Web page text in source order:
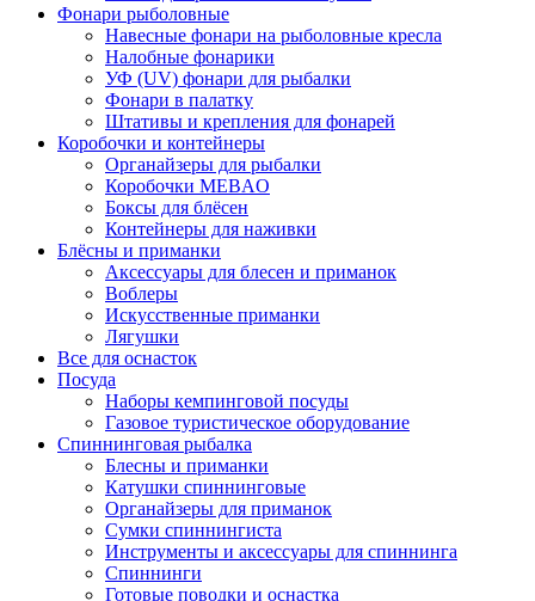
Фонари рыболовные
Навесные фонари на рыболовные кресла
Налобные фонарики
УФ (UV) фонари для рыбалки
Фонари в палатку
Штативы и крепления для фонарей
Коробочки и контейнеры
Органайзеры для рыбалки
Коробочки MEBAO
Боксы для блёсен
Контейнеры для наживки
Блёсны и приманки
Аксессуары для блесен и приманок
Воблеры
Искусственные приманки
Лягушки
Все для оснасток
Посуда
Наборы кемпинговой посуды
Газовое туристическое оборудование
Спиннинговая рыбалка
Блесны и приманки
Катушки спиннинговые
Органайзеры для приманок
Сумки спиннингиста
Инструменты и аксессуары для спиннинга
Спиннинги
Готовые поводки и оснастка